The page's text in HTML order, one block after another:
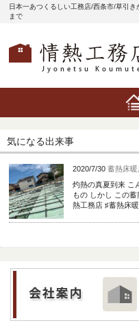
日本一あつくるしい工務店/西条市/草引
まで
気になる出来事
2020/7/30 蓄熱床暖
灼熱の真夏到来 こ
もの しかし この
熱工務店 ♯蓄熱床